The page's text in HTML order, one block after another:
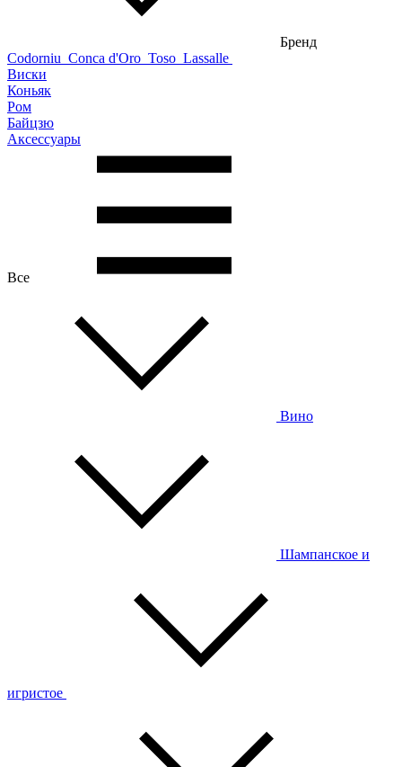
Бренд
Codorniu Conca d'Oro Toso Lassalle
Виски
Коньяк
Ром
Байцзю
Аксессуары
Все
Вино
Шампанское и
игристое